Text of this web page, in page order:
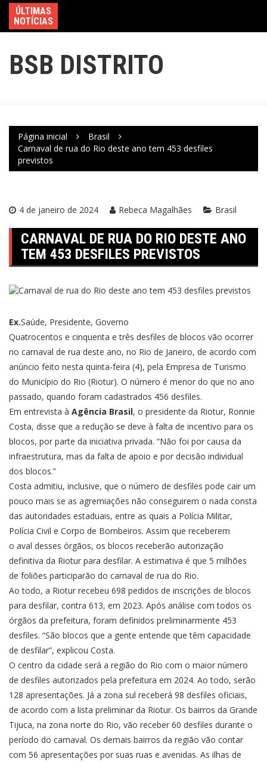
ÚLTIMAS
NOTÍCIAS
BSB DISTRITO
Página inicial
Brasil
Carnaval de rua do Rio deste ano tem 453 desfiles
previstos
4 de janeiro de 2024 Rebeca Magalhães Brasil
CARNAVAL DE RUA DO RIO DESTE ANO
TEM 453 DESFILES PREVISTOS
Ex.Saúde, Presidente, Governo
Quatrocentos e cinquenta e três desfiles de blocos vão ocorrer
no carnaval de rua deste ano, no Rio de Janeiro, de acordo com
anúncio feito nesta quinta-feira (4), pela Empresa de Turismo
do Município do Rio (Riotur). O número é menor do que no ano
passado, quando foram cadastrados 456 desfiles.
Em entrevista à Agência Brasil, o presidente da Riotur, Ronnie
Costa, disse que a redução se deve à falta de incentivo para os
blocos, por parte da iniciativa privada. “Não foi por causa da
infraestrutura, mas da falta de apoio e por decisão individual
dos blocos.”
Costa admitiu, inclusive, que o número de desfiles pode cair um
pouco mais se as agremiações não conseguirem o nada consta
das autoridades estaduais, entre as quais a Polícia Militar,
Polícia Civil e Corpo de Bombeiros. Assim que receberem
o aval desses órgãos, os blocos receberão autorização
definitiva da Riotur para desfilar. A estimativa é que 5 milhões
de foliões participarão do carnaval de rua do Rio.
Ao todo, a Riotur recebeu 698 pedidos de inscrições de blocos
para desfilar, contra 613, em 2023. Após análise com todos os
órgãos da prefeitura, foram definidos preliminarmente 453
desfiles. “São blocos que a gente entende que têm capacidade
de desfilar”, explicou Costa.
O centro da cidade será a região do Rio com o maior número
de desfiles autorizados pela prefeitura em 2024. Ao todo, serão
128 apresentações. Já a zona sul receberá 98 desfiles oficiais,
de acordo com a lista preliminar da Riotur. Os bairros da Grande
Tijuca, na zona norte do Rio, vão receber 60 desfiles durante o
período do carnaval. Os demais bairros da região vão contar
com 56 apresentações por suas ruas e avenidas. As ilhas de